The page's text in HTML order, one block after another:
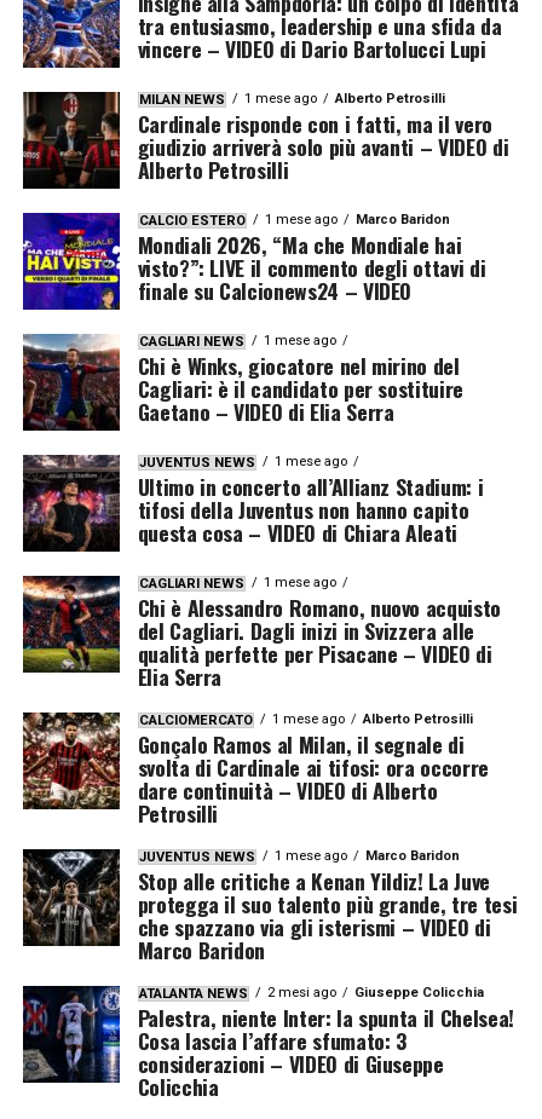
tra entusiasmo, leadership e una sfida da
vincere – VIDEO di Dario Bartolucci Lupi
MILAN NEWS 1 mese ago Alberto Petrosilli
Cardinale risponde con i fatti, ma il vero
giudizio arriverà solo più avanti – VIDEO di
Alberto Petrosilli
CALCIO ESTERO 1 mese ago Marco Baridon
Mondiali 2026, “Ma che Mondiale hai
visto?”: LIVE il commento degli ottavi di
finale su Calcionews24 – VIDEO
CAGLIARI NEWS 1 mese ago
Chi è Winks, giocatore nel mirino del
Cagliari: è il candidato per sostituire
Gaetano – VIDEO di Elia Serra
JUVENTUS NEWS 1 mese ago
Ultimo in concerto all’Allianz Stadium: i
tifosi della Juventus non hanno capito
questa cosa – VIDEO di Chiara Aleati
CAGLIARI NEWS 1 mese ago
Chi è Alessandro Romano, nuovo acquisto
del Cagliari. Dagli inizi in Svizzera alle
qualità perfette per Pisacane – VIDEO di
Elia Serra
CALCIOMERCATO 1 mese ago Alberto Petrosilli
Gonçalo Ramos al Milan, il segnale di
svolta di Cardinale ai tifosi: ora occorre
dare continuità – VIDEO di Alberto
Petrosilli
JUVENTUS NEWS 1 mese ago Marco Baridon
Stop alle critiche a Kenan Yildiz! La Juve
protegga il suo talento più grande, tre tesi
che spazzano via gli isterismi – VIDEO di
Marco Baridon
ATALANTA NEWS 2 mesi ago Giuseppe Colicchia
Palestra, niente Inter: la spunta il Chelsea!
Cosa lascia l’affare sfumato: 3
considerazioni – VIDEO di Giuseppe
Colicchia